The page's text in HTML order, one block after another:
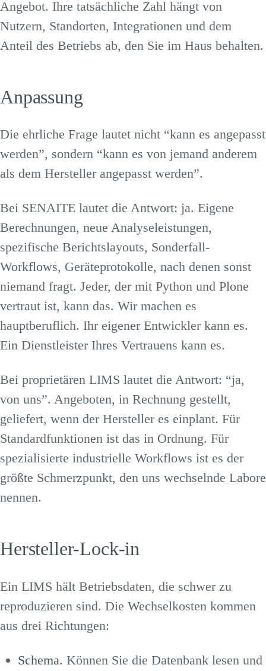
Angebot. Ihre tatsächliche Zahl hängt von
Nutzern, Standorten, Integrationen und dem
Anteil des Betriebs ab, den Sie im Haus behalten.
Anpassung
Die ehrliche Frage lautet nicht “kann es angepasst
werden”, sondern “kann es von jemand anderem
als dem Hersteller angepasst werden”.
Bei SENAITE lautet die Antwort: ja. Eigene
Berechnungen, neue Analyseleistungen,
spezifische Berichtslayouts, Sonderfall-
Workflows, Geräteprotokolle, nach denen sonst
niemand fragt. Jeder, der mit Python und Plone
vertraut ist, kann das. Wir machen es
hauptberuflich. Ihr eigener Entwickler kann es.
Ein Dienstleister Ihres Vertrauens kann es.
Bei proprietären LIMS lautet die Antwort: “ja,
von uns”. Angeboten, in Rechnung gestellt,
geliefert, wenn der Hersteller es einplant. Für
Standardfunktionen ist das in Ordnung. Für
spezialisierte industrielle Workflows ist es der
größte Schmerzpunkt, den uns wechselnde Labore
nennen.
Hersteller-Lock-in
Ein LIMS hält Betriebsdaten, die schwer zu
reproduzieren sind. Die Wechselkosten kommen
aus drei Richtungen:
Schema. Können Sie die Datenbank lesen und